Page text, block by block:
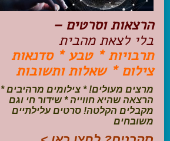
טיפים והמלצות
הכנות לנסיעה
טיולי ג'יפים
טיולים עם ילדים
שייט, הפלגות, קרוזים
עקבו אחרינו בפייסבוק
הרצאות וסרטים –
בלי לצאת מהבית
תרבויות * טבע * סדנאות
צילום * שאלות ותשובות
מרצים מעולים! * צילומים מרהיבים *
הרצאה שהיא חווייה * שידור חי וגם
מקבלים הקלטה! סרטים עלילתיים
משובחים